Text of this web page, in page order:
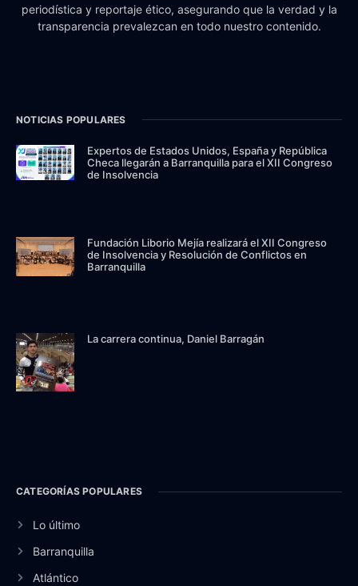
periodística y reportaje ético, asegurando que la verdad y la
transparencia prevalezcan en todo nuestro contenido.
NOTICIAS POPULARES
Expertos de Estados Unidos, España y República
Checa llegarán a Barranquilla para el XII Congreso
de Insolvencia
Fundación Liborio Mejía realizará el XII Congreso
de Insolvencia y Resolución de Conflictos en
Barranquilla
La carrera continua, Daniel Barragán
CATEGORÍAS POPULARES
Lo último
Barranquilla
Atlántico